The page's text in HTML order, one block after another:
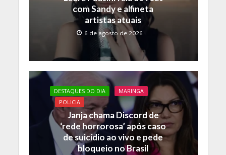
com Sandy e alfineta
artistas atuais
6 de agosto de 2026
DESTAQUES DO DIA
MARINGA
POLICIA
Janja chama Discord de
‘rede horrorosa’ após caso
de suicídio ao vivo e pede
bloqueio no Brasil